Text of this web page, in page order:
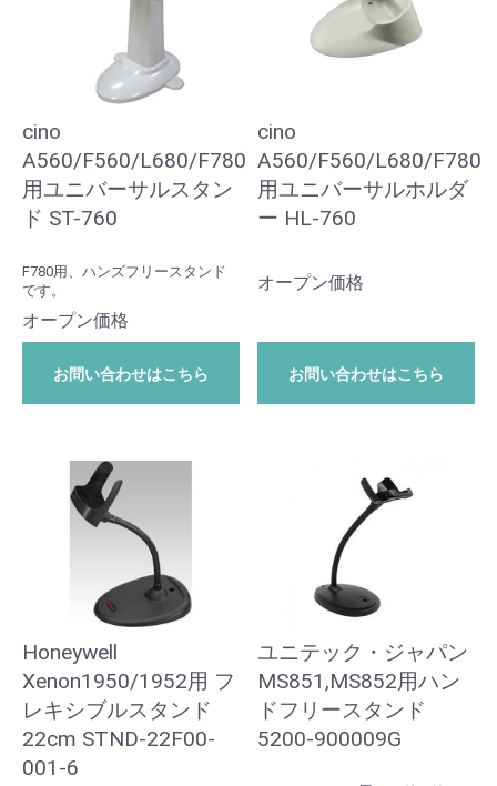
cino
A560/F560/L680/F780
用ユニバーサルスタン
ド ST-760
F780用、ハンズフリースタンド
です。
オープン価格
お問い合わせはこちら
cino
A560/F560/L680/F780
用ユニバーサルホルダ
ー HL-760
オープン価格
お問い合わせはこちら
Honeywell
Xenon1950/1952用 フ
レキシブルスタンド
22cm STND-22F00-
001-6
ユニテック・ジャパン
MS851,MS852用ハン
ドフリースタンド
5200-900009G